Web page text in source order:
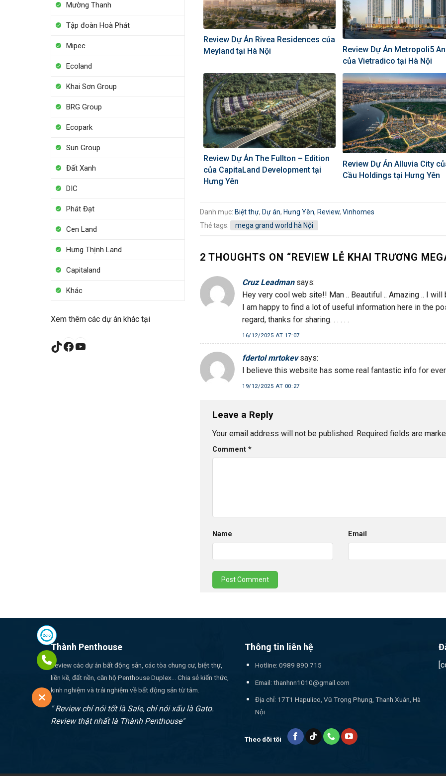
Mường Thanh
Tập đoàn Hoà Phát
Mipec
Ecoland
Khai Sơn Group
BRG Group
Ecopark
Sun Group
Đất Xanh
DIC
Phát Đạt
Cen Land
Hưng Thịnh Land
Capitaland
Khác
Xem thêm các dự án khác tại
TikTok
Facebook
Review Dự Án Rivea Residences của
Meyland tại Hà Nội
Review Dự Án Metropoli5
của Vietradico tại Hà Nội
Review Dự Án The Fullton – Edition
của CapitaLand Development tại
Hưng Yên
Review Dự Án Alluvia City
Cầu Holdings tại Hưng Yên
Danh mục: Biệt thự, Dự án, Hưng Yên, Review, Vinhomes
Thẻ tags:
mega grand world hà Nội
2 THOUGHTS ON “REVIEW LỄ KHAI TRƯƠNG
Cruz Leadman says:
Hey very cool web site!! Man .. Beautiful .. Amazing .. I
I am happy to find a lot of useful information here in the
regard, thanks for sharing. . . . . .
16/12/2025 AT 17:07
fdertol mrtokev says:
I believe this website has some real fantastic info for
19/12/2025 AT 00:27
Leave a Reply
Your email address will not be published. Required fields are
Comment *
Name Email
Thành Penthouse
Review các dự án bất động sản, các tòa chung cư, biệt thự,
liền kề, đất nền, căn hộ Penthouse Duplex... Chia sẻ kiến thức,
kinh nghiệm và trải nghiệm về bất động sản từ tâm.
" Review chỉ nói tốt là Sale, chỉ nói xấu là Gato.
Review thật nhất là Thành Penthouse"
Thông tin liên hệ
Hotline: 0989 890 715
Email: thanhnn1010@gmail.com
Địa chỉ: 17T1 Hapulico, Vũ Trọng Phụng, Thanh Xuân, Hà
Nội
Theo dõi tôi